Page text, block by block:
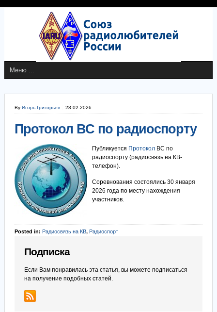
By Игорь Григорьев 28.02.2026
Протокол ВС по радиоспорту
Публикуется ПротоколВС по
радиоспорту (радиосвязь на КВ-
телефон).
Соревнования состоялись 30 января
2026 года по месту нахождения
участников.
Posted in: Радиосвязь на КВ, Радиоспорт
Подписка
Если Вам понравилась эта статья, вы можете подписаться
на получение подобных статей.